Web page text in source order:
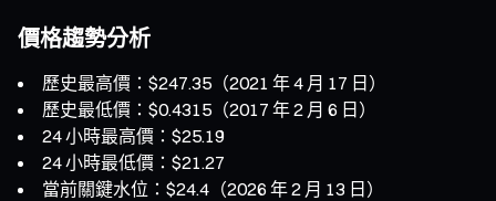
價格趨勢分析
歷史最高價：$247.35（2021 年 4 月 17 日）
歷史最低價：$0.4315（2017 年 2 月 6 日）
24 小時最高價：$25.19
24 小時最低價：$21.27
當前關鍵水位：$24.4（2026 年 2 月 13 日）